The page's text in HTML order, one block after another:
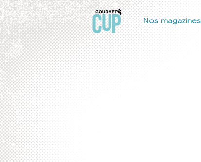
Nos magazines